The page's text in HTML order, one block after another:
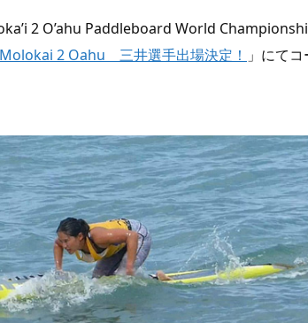
2 O’ahu Paddleboard World
Molokai 2 Oahu 三井選手出場決定！ 」にて